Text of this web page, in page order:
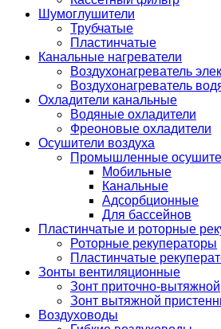
Шумоглушители
Трубчатые
Пластинчатые
Канальные нагреватели
Воздухонагреватель
Воздухонагреватель
Охладители канальные
Водяные охладители
Фреоновые охладители
Осушители воздуха
Промышленные
Мобильные
Канальные
Адсорбционные
Для бассейнов
Пластинчатые и роторные
Роторные рекуператоры
Пластинчатые
Зонты вентиляционные
Зонт приточно-вытяжной
Зонт вытяжной
Воздуховоды